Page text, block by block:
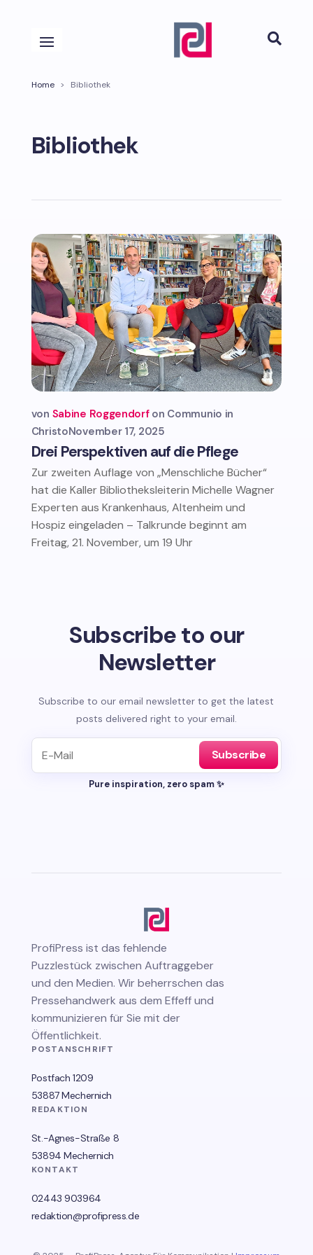

Home > Bibliothek
Bibliothek
Drei Perspektiven auf die Pflege
von Sabine Roggendorf
Communio in
ChristoNovember 17, 2025
Zur zweiten Auflage von „Menschliche Bücher“
hat die Kaller Bibliotheksleiterin Michelle Wagner
Experten aus Krankenhaus, Altenheim und
Hospiz eingeladen – Talkrunde beginnt am
Freitag, 21. November, um 19 Uhr
Subscribe to our
Newsletter
Subscribe to our email newsletter to get the latest
posts delivered right to your email.
Subscribe
Pure inspiration, zero spam ✨
ProfiPress ist das fehlende
Puzzlestück zwischen Auftraggeber
und den Medien. Wir beherrschen das
Pressehandwerk aus dem Effeff und
kommunizieren für Sie mit der
Öffentlichkeit.
POSTANSCHRIFT
Postfach 1209
53887 Mechernich
REDAKTION
St.-Agnes-Straße 8
53894 Mechernich
KONTAKT
02443 903964
redaktion@profipress.de